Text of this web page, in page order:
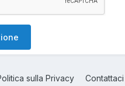
sulla Privacy Contattaci